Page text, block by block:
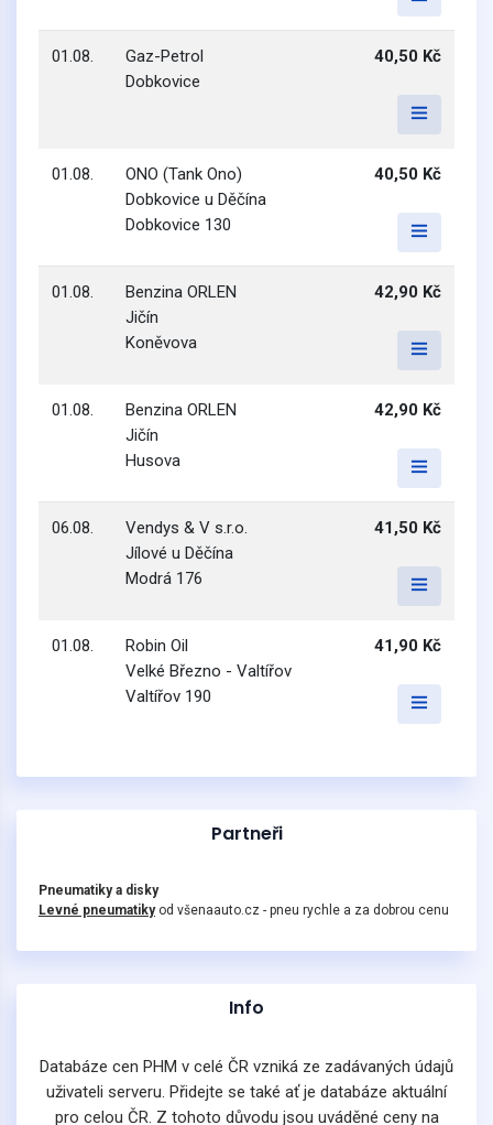
01.08.
Gaz-Petrol
Dobkovice
40,50 Kč
01.08.
ONO (Tank Ono)
Dobkovice u Děčína
Dobkovice 130
40,50 Kč
01.08.
Benzina ORLEN
Jičín
Koněvova
42,90 Kč
01.08.
Benzina ORLEN
Jičín
Husova
42,90 Kč
06.08.
Vendys & V s.r.o.
Jílové u Děčína
Modrá 176
41,50 Kč
01.08.
Robin Oil
Velké Březno - Valtířov
Valtířov 190
41,90 Kč
Partneři
Pneumatiky a disky
Levné pneumatikyod všenaauto.cz - pneu rychle a za dobrou cenu
Info
Databáze cen PHM v celé ČR vzniká ze zadávaných údajů
uživateli serveru. Přidejte se také ať je databáze aktuální
pro celou ČR. Z tohoto důvodu jsou uváděné ceny na